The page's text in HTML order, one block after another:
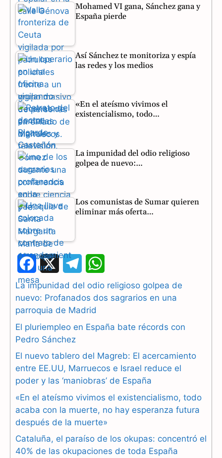
k m p
Mohamed VI gana, Sánchez gana y
España pierde
Así Sánchez te monitoriza y espía
las redes y los medios
«En el ateísmo vivimos el
existencialismo, todo…
La impunidad del odio religioso
golpea de nuevo:…
Los comunistas de Sumar quieren
eliminar más oferta…
F
a
c
b
o
o
k
e
l
r
a
m
h
a
A
p
p
La impunidad del odio religioso golpea de
nuevo: Profanados dos sagrarios en una
parroquia de Madrid
El pluriempleo en España bate récords con
Pedro Sánchez
El nuevo tablero del Magreb: El acercamiento
entre EE.UU, Marruecos e Israel reduce el
poder y las ‘maniobras’ de España
«En el ateísmo vivimos el existencialismo, todo
acaba con la muerte, no hay esperanza futura
después de la muerte»
Cataluña, el paraíso de los okupas: concentró el
40% de las okupaciones de toda España